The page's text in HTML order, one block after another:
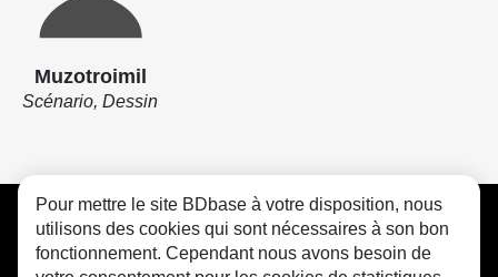
Muzotroimil
Scénario, Dessin
CGU FAQ Contact Cookies
Pour mettre le site BDbase à votre disposition, nous
utilisons des cookies qui sont nécessaires à son bon
fonctionnement. Cependant nous avons besoin de